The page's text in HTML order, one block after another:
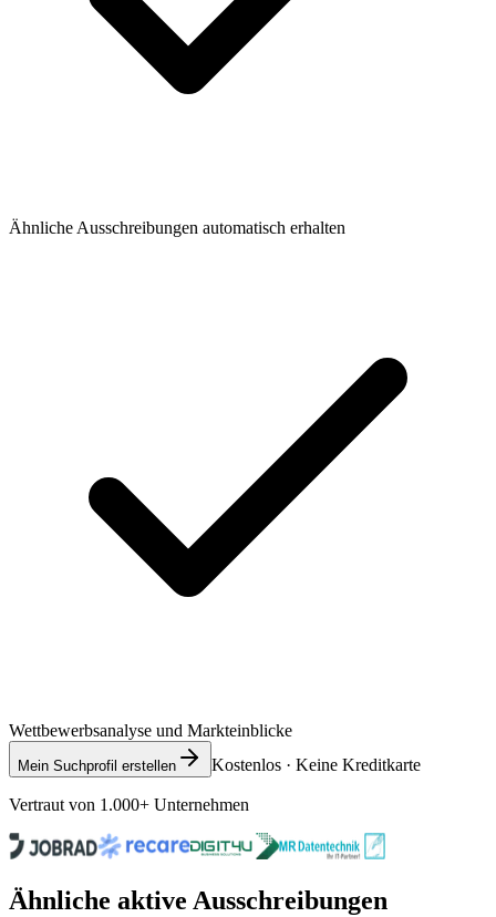
Ähnliche Ausschreibungen automatisch erhalten
Wettbewerbsanalyse und Markteinblicke
Mein Suchprofil erstellen Kostenlos · Keine Kreditkarte
Vertraut von 1.000+ Unternehmen
Ähnliche aktive Ausschreibungen